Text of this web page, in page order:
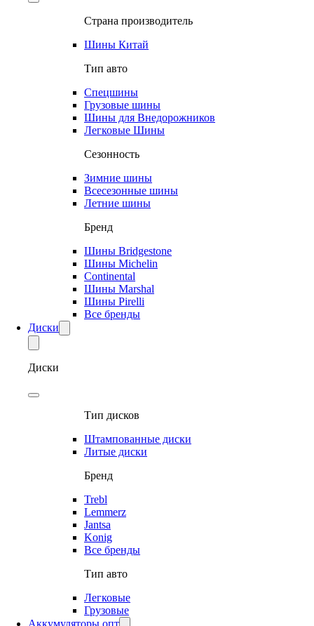
Страна производитель
Шины Китай
Тип авто
Спецшины
Грузовые шины
Шины для Внедорожников
Легковые Шины
Сезонность
Зимние шины
Всесезонные шины
Летние шины
Бренд
Шины Bridgestone
Шины Michelin
Continental
Шины Marshal
Шины Pirelli
Все бренды
Диски
Диски
Тип дисков
Штампованные диски
Литые диски
Бренд
Trebl
Lemmerz
Jantsa
Konig
Все бренды
Тип авто
Легковые
Грузовые
Аккумуляторы опт